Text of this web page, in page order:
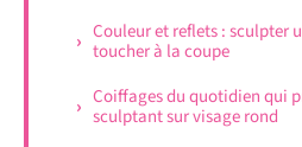
Couleur et reflets : sculpter
toucher à la coupe
Coiffages du quotidien qui
sculptant sur visage rond